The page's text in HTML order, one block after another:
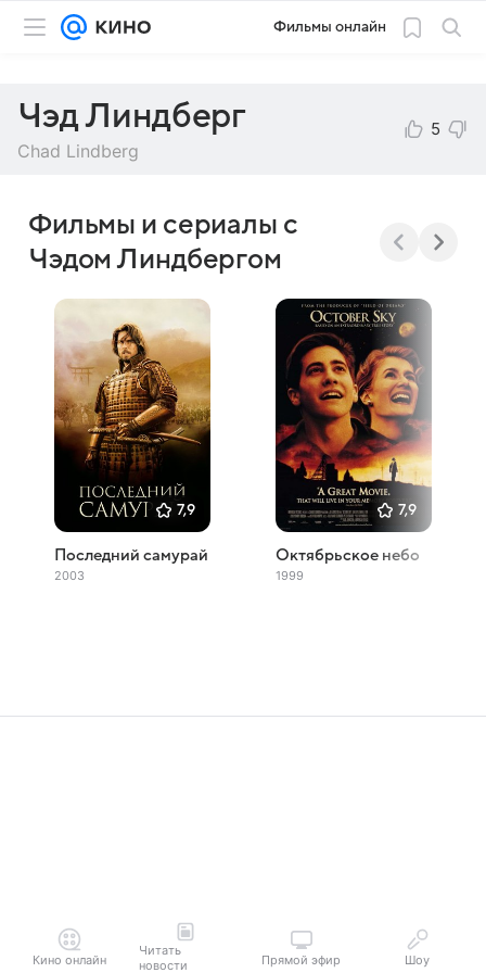
Фильмы онлайн
Чэд Линдберг
Chad Lindberg
5
Фильмы и сериалы с
Чэдом Линдбергом
7,9
Последний самурай
2003
7,9
Октябрьское небо
1999
Кино онлайн
Читать
новости
Прямой эфир Шоу